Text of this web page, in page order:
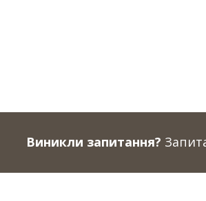
Виникли запитання?